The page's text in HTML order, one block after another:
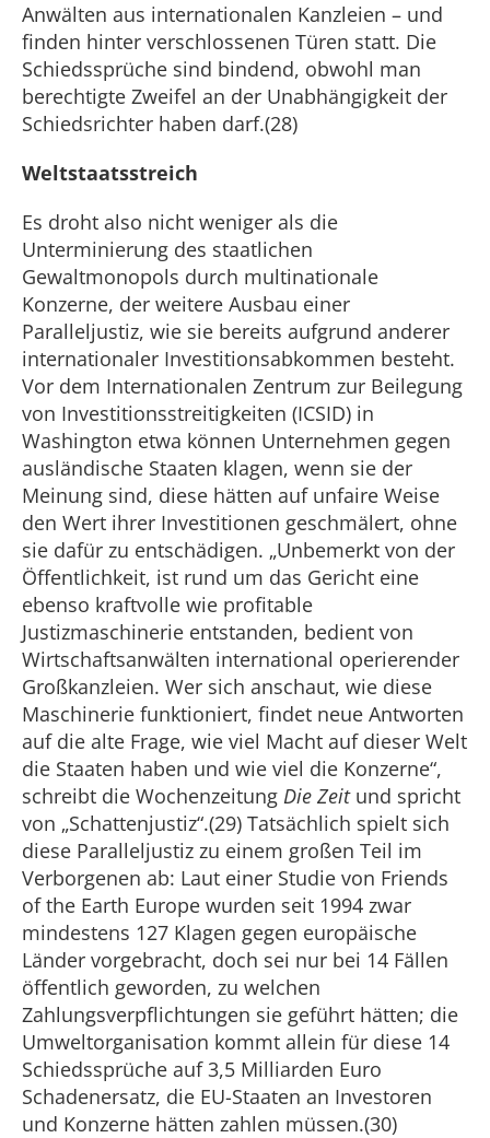
Anwälten aus internationalen Kanzleien – und
finden hinter verschlossenen Türen statt. Die
Schiedssprüche sind bindend, obwohl man
berechtigte Zweifel an der Unabhängigkeit der
Schiedsrichter haben darf.(28)
Weltstaatsstreich
Es droht also nicht weniger als die
Unterminierung des staatlichen
Gewaltmonopols durch multinationale
Konzerne, der weitere Ausbau einer
Paralleljustiz, wie sie bereits aufgrund anderer
internationaler Investitionsabkommen besteht.
Vor dem Internationalen Zentrum zur Beilegung
von Investitionsstreitigkeiten (ICSID) in
Washington etwa können Unternehmen gegen
ausländische Staaten klagen, wenn sie der
Meinung sind, diese hätten auf unfaire Weise
den Wert ihrer Investitionen geschmälert, ohne
sie dafür zu entschädigen. „Unbemerkt von der
Öffentlichkeit, ist rund um das Gericht eine
ebenso kraftvolle wie profitable
Justizmaschinerie entstanden, bedient von
Wirtschaftsanwälten international operierender
Großkanzleien. Wer sich anschaut, wie diese
Maschinerie funktioniert, findet neue Antworten
auf die alte Frage, wie viel Macht auf dieser Welt
die Staaten haben und wie viel die Konzerne“,
schreibt die Wochenzeitung Die Zeitund spricht
von „Schattenjustiz“.(29) Tatsächlich spielt sich
diese Paralleljustiz zu einem großen Teil im
Verborgenen ab: Laut einer Studie von Friends
of the Earth Europe wurden seit 1994 zwar
mindestens 127 Klagen gegen europäische
Länder vorgebracht, doch sei nur bei 14 Fällen
öffentlich geworden, zu welchen
Zahlungsverpflichtungen sie geführt hätten; die
Umweltorganisation kommt allein für diese 14
Schiedssprüche auf 3,5 Milliarden Euro
Schadenersatz, die EU-Staaten an Investoren
und Konzerne hätten zahlen müssen.(30)